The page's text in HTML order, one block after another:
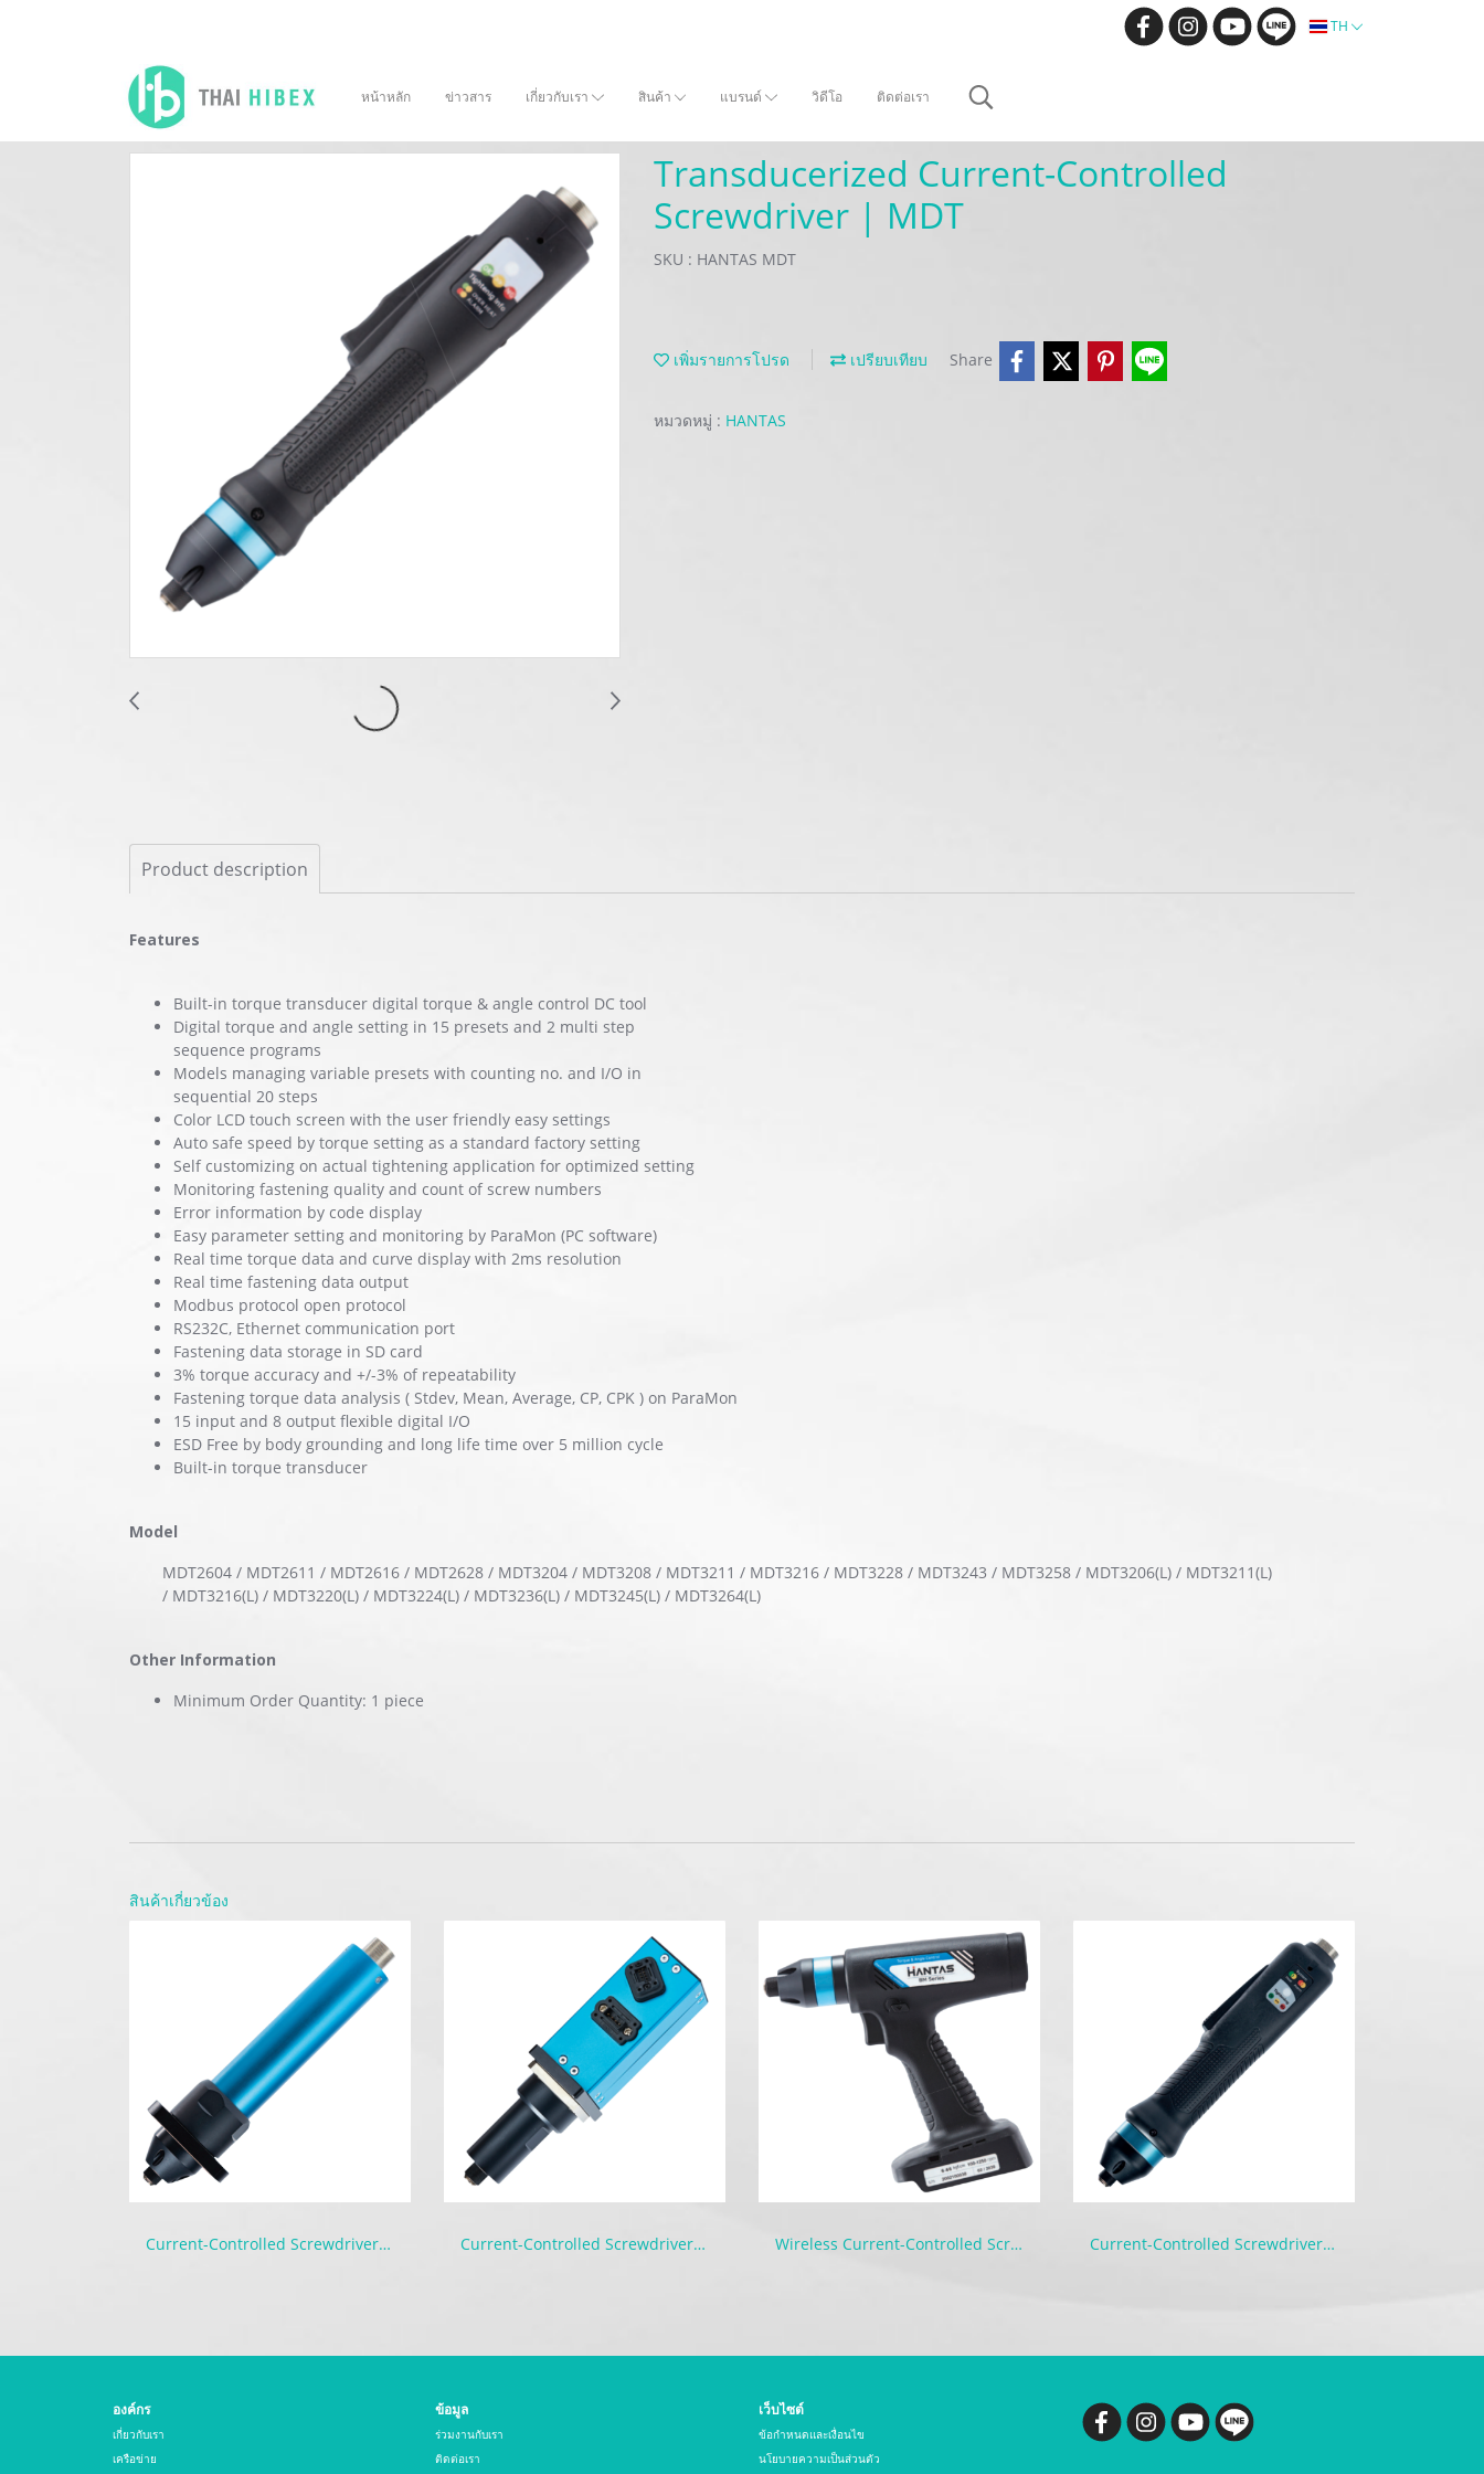
TH
หน้าหลัก ข่าวสาร เกี่ยวกับเรา สินค้า แบรนด์ วิดีโอ ติดต่อเรา
Transducerized Current-Controlled
Screwdriver | MDT
SKU : HANTAS MDT
เพิ่มรายการโปรด เปรียบเทียบ Share
หมวดหมู่ : HANTAS
Product description
Features
Built-in torque transducer digital torque & angle control DC tool
Digital torque and angle setting in 15 presets and 2 multi step
sequence programs
Models managing variable presets with counting no. and I/O in
sequential 20 steps
Color LCD touch screen with the user friendly easy settings
Auto safe speed by torque setting as a standard factory setting
Self customizing on actual tightening application for optimized setting
Monitoring fastening quality and count of screw numbers
Error information by code display
Easy parameter setting and monitoring by ParaMon (PC software)
Real time torque data and curve display with 2ms resolution
Real time fastening data output
Modbus protocol open protocol
RS232C, Ethernet communication port
Fastening data storage in SD card
3% torque accuracy and +/-3% of repeatability
Fastening torque data analysis ( Stdev, Mean, Average, CP, CPK ) on ParaMon
15 input and 8 output flexible digital I/O
ESD Free by body grounding and long life time over 5 million cycle
Built-in torque transducer
Model
MDT2604 / MDT2611 / MDT2616 / MDT2628 / MDT3204 / MDT3208 / MDT3211 / MDT3216 / MDT3228 / MDT3243 / MDT3258 / MDT3206(L) / MDT3211(L)
/ MDT3216(L) / MDT3220(L) / MDT3224(L) / MDT3236(L) / MDT3245(L) / MDT3264(L)
Other Information
Minimum Order Quantity: 1 piece
สินค้าเกี่ยวข้อง
Current-Controlled Screwdriver for Machines | MDA Series Current-Controlled Screwdriver for Machines | AD Wireless Current-Controlled Screwdriver | BM / BMT Current-Controlled Screwdriver | MD
องค์กร
เกี่ยวกับเรา
เครือข่าย
ข้อมูล
ร่วมงานกับเรา
ติดต่อเรา
เว็บไซต์
ข้อกำหนดและเงื่อนไข
นโยบายความเป็นส่วนตัว